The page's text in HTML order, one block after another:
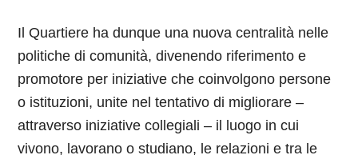
Il Quartiere ha dunque una nuova centralità nelle
politiche di comunità, divenendo riferimento e
promotore per iniziative che coinvolgono persone
o istituzioni, unite nel tentativo di migliorare –
attraverso iniziative collegiali – il luogo in cui
vivono, lavorano o studiano, le relazioni e tra le